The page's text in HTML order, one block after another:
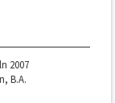
2007
B.A.